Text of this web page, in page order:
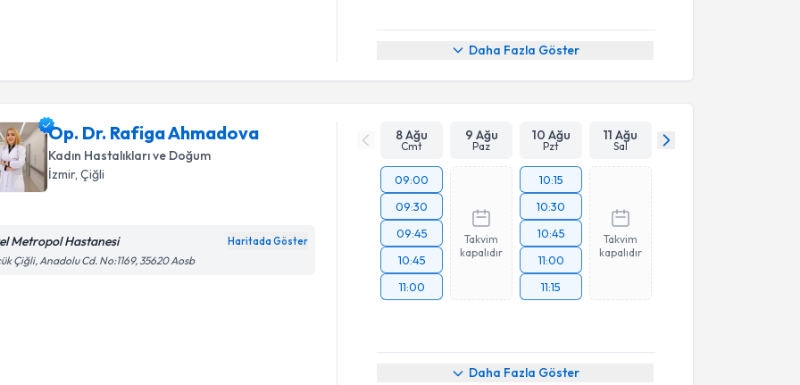
Daha Fazla Göster
Op. Dr. Rafiga Ahmadova
Kadın Hastalıkları ve Doğum
İzmir, Çiğli
Metropol Hastanesi Haritada Göster
Çiğli, Anadolu Cd. No:1169, 35620 Aosb
8 Ağu
Cmt
9 Ağu
Paz
10 Ağu
Pzt
11 Ağu
Sal
09:00
09:30
09:45
10:45
11:00
Takvim
kapalıdır
10:15
10:30
10:45
11:00
11:15
Takvim
kapalıdır
Daha Fazla Göster